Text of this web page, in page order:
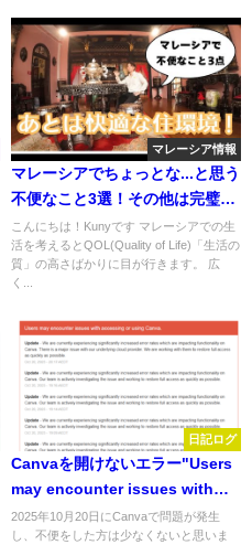
マレーシア情報
マレーシアでちょっとな...と思う
不便なこと3選！その他は完璧に
近い住みやすさ！
こんにちは！Kunyです マレーシアでの生
活を考えるとQOL(Quality of Life)「生活の
質」の高さばかりに目が行きます。 広
く...
日記ログ
Canvaを開けないエラー"Users
may encounter issues with
accessing or using Canva"
2025年10月20日にCanvaで問題が発生
し、不便をした方は少なくないと思いま